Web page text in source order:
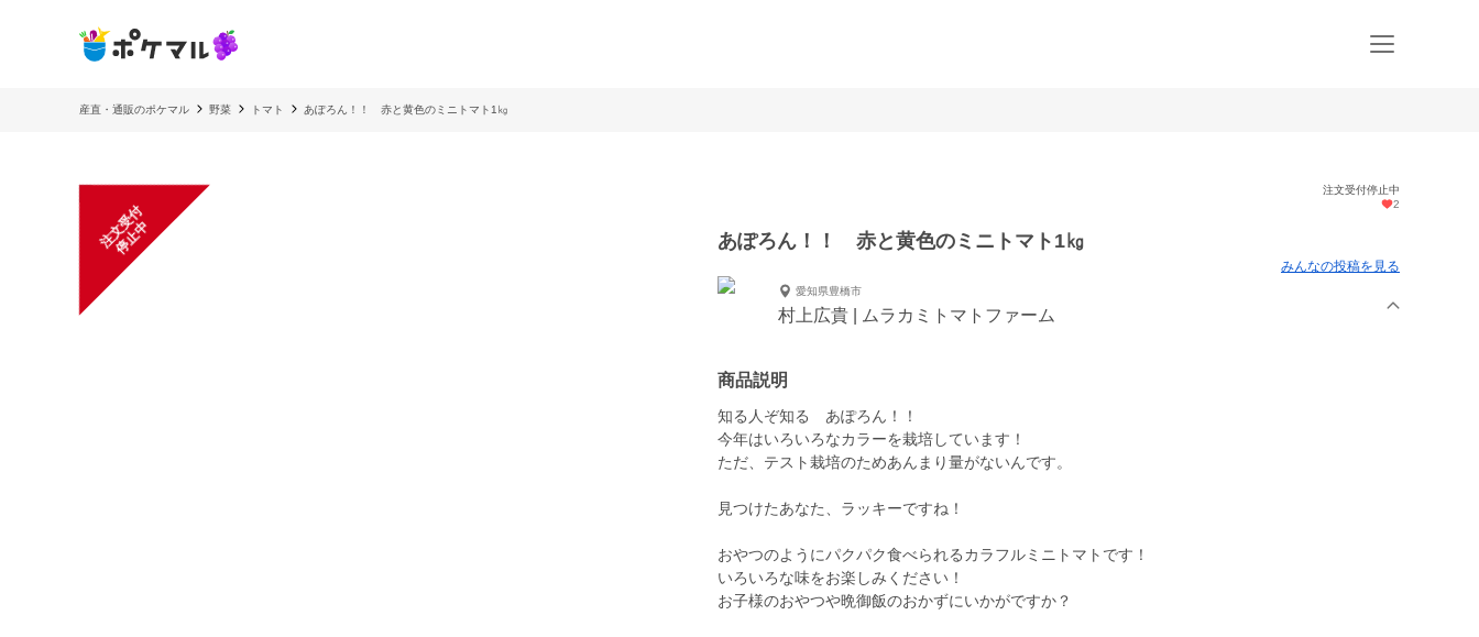
産直・通販のポケマル 野菜 トマト あぽろん！！ 赤と黄色のミニトマト1㎏
注
文
受
付
停
止
中
注文受付停止中
2
あぽろん！！ 赤と黄色のミニトマト1㎏
みんなの投稿を見る
愛知県豊橋市
村上広貴 | ムラカミトマトファーム
商品説明
知る人ぞ知る あぽろん！！
今年はいろいろなカラーを栽培しています！
ただ、テスト栽培のためあんまり量がないんです。
見つけたあなた、ラッキーですね！
おやつのようにパクパク食べられるカラフルミニトマトです！
いろいろな味をお楽しみください！
お子様のおやつや晩御飯のおかずにいかがですか？